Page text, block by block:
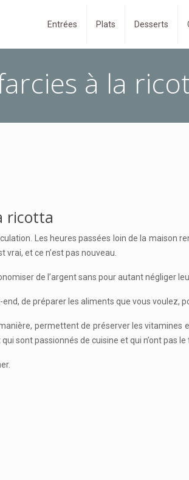
Entrées Plats Desserts
à la
ricotta
Les heures passées loin de la maison
et ce n’est pas nouveau.
de l’argent sans pour autant négliger
de préparer les aliments que vous voulez,
permettent de préserver les vitamines
sont passionnés de cuisine et qui n’ont pas